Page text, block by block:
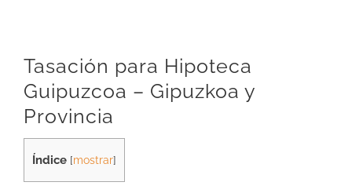
Tasación para Hipoteca
Guipuzcoa – Gipuzkoa y
Provincia
Índice [mostrar]